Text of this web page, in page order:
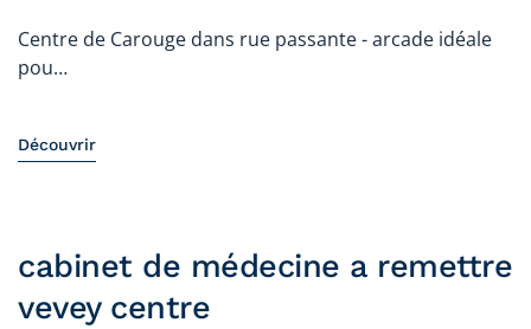
Centre de Carouge dans rue passante - arcade idéale
pou…
Découvrir
cabinet de médecine a remettre
vevey centre